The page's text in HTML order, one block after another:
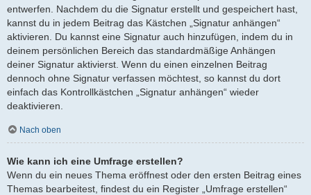
entwerfen. Nachdem du die Signatur erstellt und gespeichert hast,
kannst du in jedem Beitrag das Kästchen „Signatur anhängen“
aktivieren. Du kannst eine Signatur auch hinzufügen, indem du in
deinem persönlichen Bereich das standardmäßige Anhängen
deiner Signatur aktivierst. Wenn du einen einzelnen Beitrag
dennoch ohne Signatur verfassen möchtest, so kannst du dort
einfach das Kontrollkästchen „Signatur anhängen“ wieder
deaktivieren.
Nach oben
Wie kann ich eine Umfrage erstellen?
Wenn du ein neues Thema eröffnest oder den ersten Beitrag eines
Themas bearbeitest, findest du ein Register „Umfrage erstellen“